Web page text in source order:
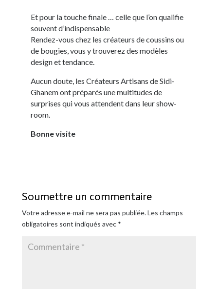
Et pour la touche finale … celle que l’on qualifie
souvent d’indispensable
Rendez-vous chez les créateurs de coussins ou
de bougies, vous y trouverez des modèles
design et tendance.
Aucun doute, les Créateurs Artisans de Sidi-
Ghanem ont préparés une multitudes de
surprises qui vous attendent dans leur show-
room.
Bonne visite
Soumettre un commentaire
Votre adresse e-mail ne sera pas publiée.Les champs
obligatoires sont indiqués avec *